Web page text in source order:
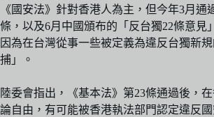
《國安法》針對香港人為主，但今年3月通
條，以及6月中國頒布的「反台獨22條意見
因為在台灣從事一些被定義為違反台獨新
捕」。
陸委會指出，《基本法》第23條通過後，
論自由，有可能被香港執法部門認定違反